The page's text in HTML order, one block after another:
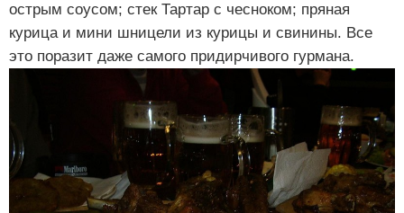
острым соусом; стек Тартар с чесноком; пряная
курица и мини шницели из курицы и свинины. Все
это поразит даже самого придирчивого гурмана.